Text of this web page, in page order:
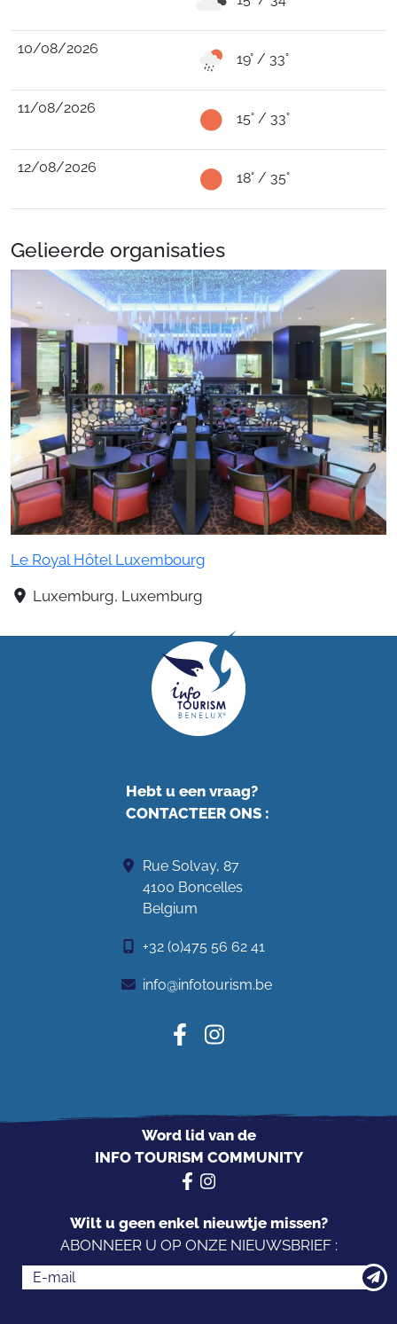
10/08/2026
19° / 33°
11/08/2026
15° / 33°
12/08/2026
18° / 35°
Gelieerde organisaties
Le Royal Hôtel Luxembourg
Luxemburg, Luxemburg
Hebt u een vraag?
CONTACTEER ONS:
Rue Solvay, 87
4100 Boncelles
Belgium
+32 (0)475 56 62 41
info@infotourism.be
Word lid van de
INFO TOURISM COMMUNITY
Wilt u geen enkel nieuwtje missen?
ABONNEER U OP ONZE NIEUWSBRIEF :